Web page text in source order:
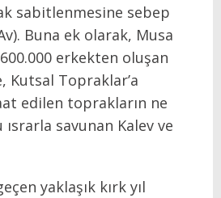
sabitlenmesine sebep
Buna ek olarak, Musa
erkekten oluşan
Kutsal Topraklar’a
edilen toprakların ne
savunan Kalev ve
yaklaşık kırk yıl